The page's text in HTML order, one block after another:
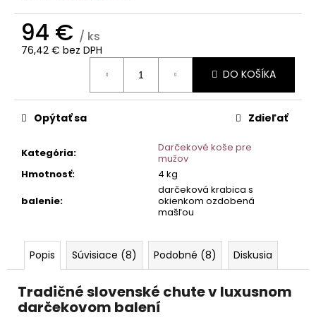
94 € / ks
76,42 € bez DPH
DO KOŠÍKA
Kategória:
Darčekové koše pre
mužov
Hmotnosť:
4 kg
balenie:
darčeková krabica s
okienkom ozdobená
mašľou
Opýtať sa Zdieľať
Popis Súvisiace (8) Podobné (8) Diskusia
Tradičné slovenské chute v luxusnom
darčekovom balení
205